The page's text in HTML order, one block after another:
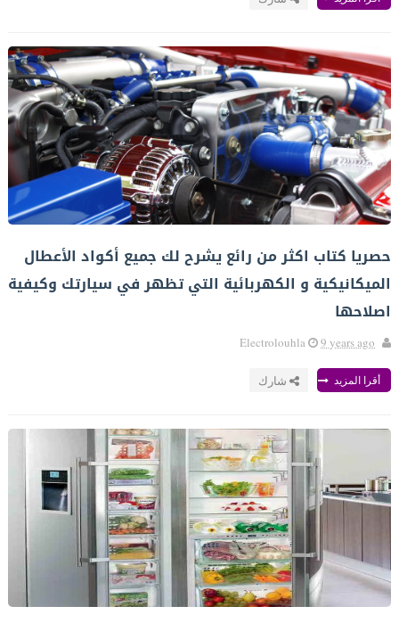
حصريا كتاب اكثر من رائع يشرح لك جميع أكواد الأعطال
الميكانيكية و الكهربائية التي تظهر في سيارتك وكيفية
اصلاحها
Electrolouhla 9 years ago
أقرا المزيد شارك